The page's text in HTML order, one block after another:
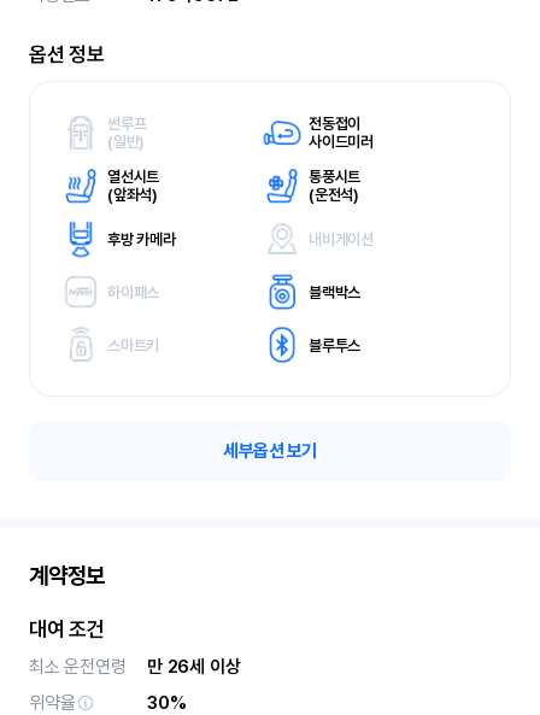
옵션 정보
썬루프
(일반)
전동접이
사이드미러
열선시트
(앞좌석)
통풍시트
(운전석)
후방 카메라 내비게이션
하이패스 블랙박스
스마트키 블루투스
세부옵션 보기
계약정보
대여 조건
최소 운전연령
만 26세 이상
위약율
30%